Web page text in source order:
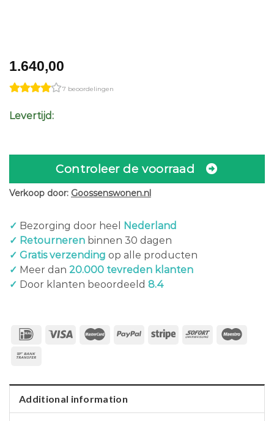
1.640,00
7 beoordelingen
Levertijd:
Controleer de voorraad
Verkoop door: Goossenswonen.nl
✓ Bezorging door heel
Nederland
✓ Retourneren binnen 30 dagen
✓ Gratis verzending op alle producten
✓ Meer dan 20.000 tevreden klanten
✓ Door klanten beoordeeld 8.4
Additional information